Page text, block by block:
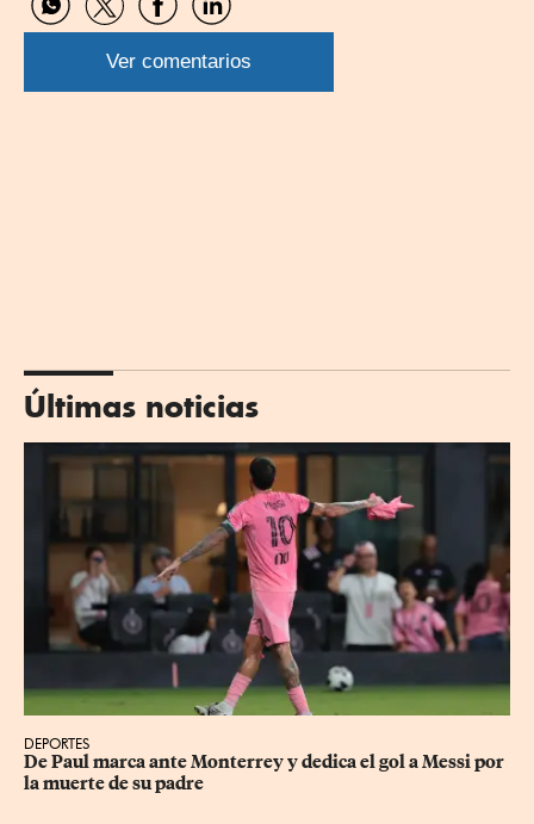
Compartir
por
WhatsApp
Compartir
por
Twitter
Compartir
por
Facebook
Compartir
por
Linkedin
Ver comentarios
Últimas noticias
DEPORTES
De Paul marca ante Monterrey y dedica el gol a Messi por
la muerte de su padre